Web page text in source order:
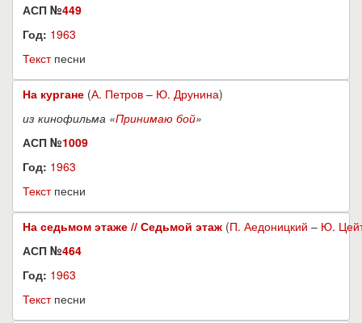
АСП №449
Год: 1963
Текстпесни
На кургане (А. Петров – Ю. Друнина)
из кинофильма «Принимаю бой»
АСП №1009
Год: 1963
Текстпесни
На седьмом этаже // Седьмой этаж (П. Аедоницкий – Ю.
АСП №464
Год: 1963
Текстпесни